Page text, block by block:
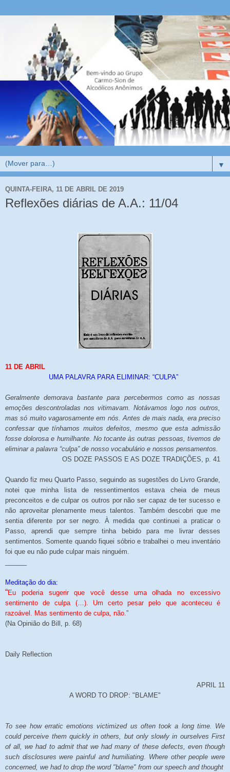
▼
QUINTA-FEIRA, 11 DE ABRIL DE 2019
Reflexões diárias de A.A.: 11/04
11 DE ABRIL
UMA PALAVRA PARA ELIMINAR: “CULPA”
Geralmente demorava bastante para percebermos como as nossas
emoções descontroladas nos vitimavam. Notávamos logo nos outros,
mas só muito vagarosamente em nós. Antes de mais nada, era preciso
confessar que tínhamos muitos defeitos, mesmo que esta admissão
fosse dolorosa e humilhante. No tocante às outras pessoas, tivemos de
eliminar a palavra “culpa” de nosso vocabulário e nossos pensamentos.
OS DOZE PASSOS E AS DOZE TRADIÇÕES, p. 41
Quando fiz meu Quarto Passo, seguindo as sugestões do Livro Grande,
notei que minha lista de ressentimentos estava cheia de meus
preconceitos e de culpar os outros por não ser capaz de ter sucesso e
não aproveitar plenamente meus talentos. Também descobri que me
sentia diferente por ser negro. À medida que continuei a praticar o
Passo, aprendi que sempre tinha bebido para me livrar desses
sentimentos. Somente quando fiquei sóbrio e trabalhei o meu inventário
foi que eu não pude culpar mais ninguém.
Meditação do dia:
“Eu poderia sugerir que você desse uma olhada no excessivo
sentimento de culpa (…). Um certo pesar pelo que aconteceu é
razoável. Mas sentimento de culpa, não.”
(Na Opinião do Bill, p. 68)
Daily Reflection
APRIL 11
A WORD TO DROP: "BLAME"
To see how erratic emotions victimized us often took a long time. We
could perceive them quickly in others, but only slowly in ourselves First
of all, we had to admit that we had many of these defects, even though
such disclosures were painful and humiliating. Where other people were
concerned, we had to drop the word "blame" from our speech and thought